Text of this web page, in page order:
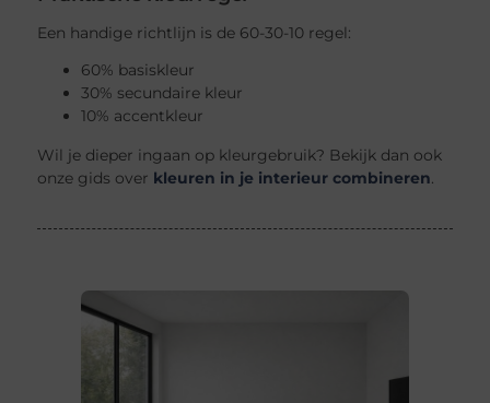
Een handige richtlijn is de 60-30-10 regel:
60% basiskleur
30% secundaire kleur
10% accentkleur
Wil je dieper ingaan op kleurgebruik? Bekijk dan ook
onze gids over kleuren in je interieur combineren.